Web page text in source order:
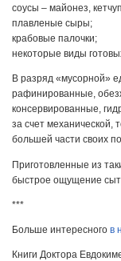
соусы – майонез,
плавленые сыры;
крабовые палочки;
некоторые виды
В разряд «мусорной»
рафинированные,
консервированные,
за счет механической,
большей части своих
Приготовленные из
быстрое ощущение
***
Больше интересного в
Книги Доктора